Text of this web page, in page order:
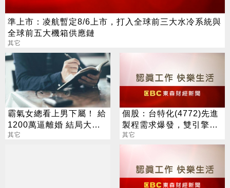
準上市：凌航暫定8/6上市，打入全球前三大水冷系統與
全球前五大機箱供應鏈
其它
霸氣女總看上男下屬！ 給
1200萬逼離婚 結局大逆
轉
其它
個股：台特化(4772)先進
製程需求爆發，雙引擎驅
動H2營運看俏
其它